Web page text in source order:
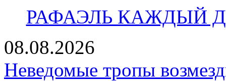
РАФАЭЛЬ КАЖДЫЙ
08.08.2026
Неведомые тропы